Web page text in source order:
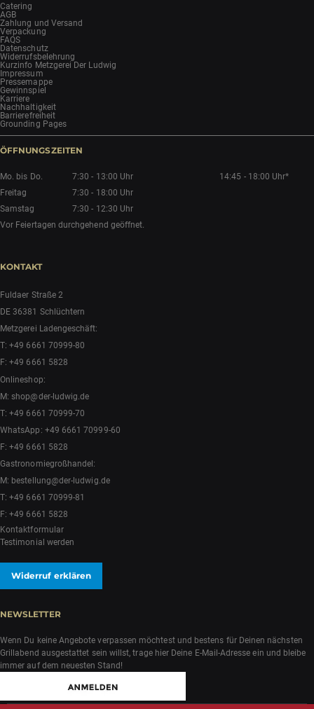
Catering
AGB
Zahlung und Versand
Verpackung
FAQS
Datenschutz
Widerrufsbelehrung
Kurzinfo Metzgerei Der Ludwig
Impressum
Pressemappe
Gewinnspiel
Karriere
Nachhaltigkeit
Barrierefreiheit
Grounding Pages
ÖFFNUNGSZEITEN
Mo. bis Do. 7:30 - 13:00 Uhr
14:45 - 18:00 Uhr*
Freitag
7:30 - 18:00 Uhr
Samstag
7:30 - 12:30 Uhr
Vor Feiertagen durchgehend geöffnet.
KONTAKT
Fuldaer Straße 2
DE 36381 Schlüchtern
Metzgerei Ladengeschäft:
T:+49 6661 70999-80
F: +49 6661 5828
Onlineshop:
M:shop@der-ludwig.de
T:+49 6661 70999-70
WhatsApp: +49 6661 70999-60
F: +49 6661 5828
Gastronomiegroßhandel:
M: bestellung@der-ludwig.de
T:+49 6661 70999-81
F: +49 6661 5828
Kontaktformular
Testimonial werden
Widerruf erklären
NEWSLETTER
Wenn Du keine Angebote verpassen möchtest und bestens für Deinen nächsten
Grillabend ausgestattet sein willst, trage hier Deine E-Mail-Adresse ein und bleibe
immer auf dem neuesten Stand!